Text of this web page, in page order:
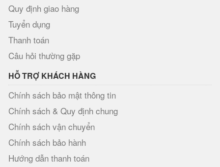
Quy định giao hàng
Tuyển dụng
Thanh toán
Câu hỏi thường gặp
HỖ TRỢ KHÁCH HÀNG
Chính sách bảo mật thông tin
Chính sách & Quy định chung
Chính sách vận chuyển
Chính sách bảo hành
Hướng dẫn thanh toán